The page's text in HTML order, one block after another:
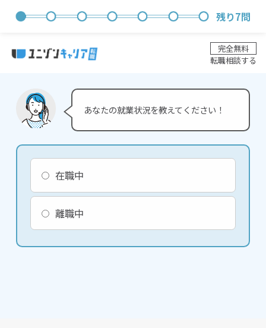
残り7問
完全無料
転職相談する
あなたの就業状況を教えてください！
在職中
離職中